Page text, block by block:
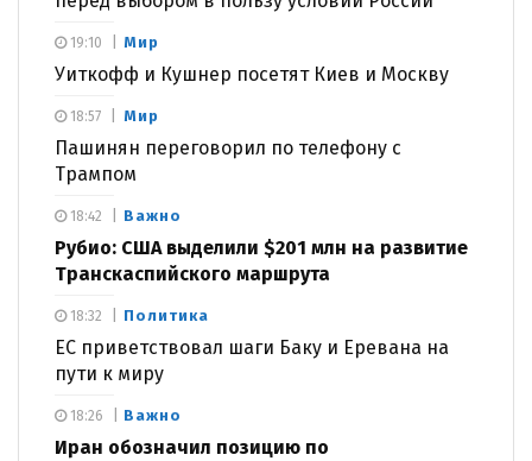
Мир
Уиткофф и Кушнер посетят Киев и Москву
19:10
Мир
Пашинян переговорил по телефону с
Трампом
18:57
Важно
Рубио: США выделили $201 млн на развитие
Транскаспийского маршрута
18:42
Политика
ЕС приветствовал шаги Баку и Еревана на
пути к миру
18:32
Важно
Иран обозначил позицию по
18:26